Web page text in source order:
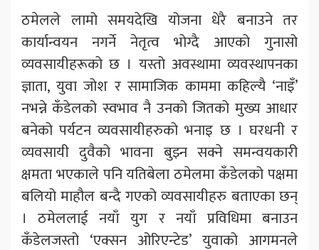
ठमेलले लामो समयदेखि योजना धेरै बनाउने तर
कार्यान्वयन नगर्ने नेतृत्व भोग्दै आएको गुनासो
व्यवसायीहरूको छ । यस्तो अवस्थामा व्यवस्थापनका
ज्ञाता, युवा जोश र सामाजिक काममा कहिल्यै ‘नाइँ’
नभन्ने कँडेलको स्वभाव नै उनको जितको मुख्य आधार
बनेको पर्यटन व्यवसायीहरुको भनाइ छ । घरधनी र
व्यवसायी दुवैको भावना बुझ्न सक्ने समन्वयकारी
क्षमता भएकाले पनि यतिबेला ठमेलमा कँडेलको पक्षमा
बलियो माहौल बन्दै गएको व्यवसायीहरु बताएका छन्
। ठमेललाई नयाँ युग र नयाँ प्रविधिमा बनाउन
कँडेलजस्तो ‘एक्सन ओरिएन्टेड’ युवाको आगमनले